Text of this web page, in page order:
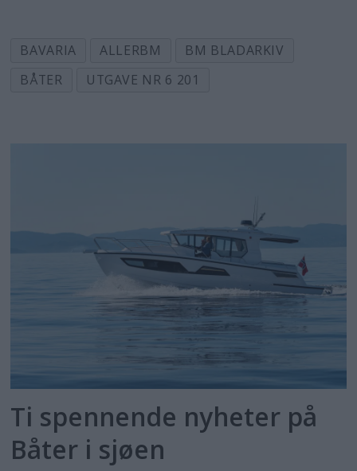
BAVARIA ALLERBM
BM BLADARKIV
BÅTER
UTGAVE NR 6 201
Ti spennende nyheter på
Båter i sjøen